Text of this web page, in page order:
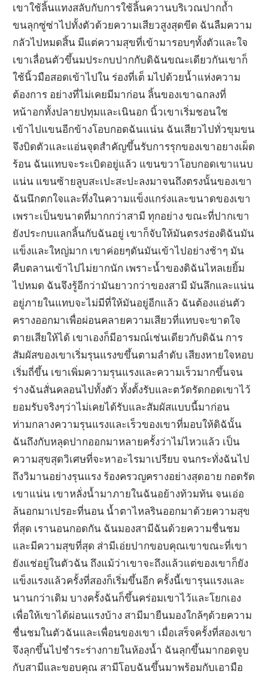
เขาใช้ลิ้นแทงสลับกับการใช้ลิ้นควานบริเวณปากถ้ำ
ขนลุกซู่ซ่าไปทั้งตัวด้วยความเสียวสูงสุดขีด ฉันลืมความ
กลัวไปหมดสิ้น มีแต่ความสุขที่เข้ามารอบๆทั้งตัวและใจ
เขาเลื่อนตัวขึ้นมประกบปากกับดิฉันขณะเดียวกันเขาก็
ใช้นิ้วมือสอดเข้าไปใน ร่องที่เต็ มไปด้วยน้ำแห่งความ
ต้องการ อย่างที่ไม่เคยมีมาก่อน ลิ้นของเขาฉกลงที่
หน้าอกทั้งปลายปทุมและเนินอก นิ้วเขาเริ่มชอนใช
เข้าไปแขนอีกข้างโอบกอดฉันแน่น ฉันเสียวไปทั่วขุมขน
จึงบิดตัวและแอ่นจุดสำคัญขึ้นรับการรุกของเขาอยางเผ็ด
ร้อน ฉันแทบจะระเบิดอยู่แล้ว แขนขวาโอบกอดเขาแนบ
แน่น แขนซ้ายลูบสะเปะสะปะลงมาจนถึงตรงนั้นของเขา
ฉันนึกตกใจและทึ่งในความแข็งแกร่งและขนาดของเขา
เพราะเป็นขนาดที่มากกว่าสามี ทุกอย่าง ขณะที่ปากเขา
ยังประกบแลกลิ้นกับฉันอยู่ เขาก็จับให้มันตรงร่องดิฉันมัน
แข็งและใหญ่มาก เขาค่อยๆดันมันเข้าไปอย่างช้าๆ มัน
คืบตลานเข้าไปไม่ยากนัก เพราะน้ำของดิฉันไหลเยยิ้ม
ไปหมด ฉันจึงรู้อีกว่ามันยาวกว่าของสามี มันลึกและแน่น
อยู่ภายในแทบจะไม่มีที่ให้มันอยู่อีกแล้ว ฉันต้องแอ่นตัว
ครางออกมาเพื่อผ่อนคลายความเสียวที่แทบจะขาดใจ
ตายเสียให้ได้ เขาเองก็มีอารมณ์เช่นเดียวกับดิฉัน การ
สัมผัสของเขาเริ่มรุนแรงขขึ้นตามลำดับ เสียงหายใจหอบ
เริ่มถี่ขึ้น เขาเพิ่มความรุนแรงและความเร็วมากขึ้นจน
ร่างฉันสั่นคลอนไปทั้งตัว ทั้งตั้งรับและตวัดรัดกอดเขาไว้
ยอมรับจริงๆว่าไม่เคยได้รับและสัมผัสแบบนี้มาก่อน
ท่ามกลางความรุนแรงและเร็วของเขาที่มอบให้ดิฉันั้น
ฉันถึงกับหลุดปากออกมาหลายครั้งว่าไม่ไหวแล้ว เป็น
ความสุขสุดวิเศษที่จะหาอะไรมาเปรียบ จนกระทั่งฉันไป
ถึงวิมานอย่างรุนแรง ร้องครวญครางอย่างสุดอาย กอดรัด
เขาแน่น เขาหลั่งน้ำมาภายในฉันอย้างท้วมท้น จนเอ่อ
ล้นอกมาเปรอะที่นอน น้ำตาไหลรินออกมาด้วยความสุข
ที่สุด เรานอนกอดกัน ฉันมองสามีฉันด้วยความชื่นชม
และมีความสุขที่สุด ส่ามีเอ่ยปากขอบคุณเขาขณะที่เขา
ยังแช่อยู่ในตัวฉัน ถึงแม้ว่าเขาจะถึงแล้วแต่ของเขาก็ยัง
แข็งแรงแล้วครั้งที่สองก็เริ่มขึ้นอีก ครั้งนี้เขารุนแรงและ
นานกว่าเดิม บางครั้งฉันก็ขึ้นคร่อมเขาไว้และโยกเอง
เพื่อให้เขาได้ผ่อนแรงบ้าง สามีมายืนมองใกล้ๆด้วยความ
ชื่นชมในตัวฉันและเพื่อนของเขา เมื่อเสร็จครั้งที่สองเขา
จึงลุกขึ้นไปชำระร่างกายในห้องน้ำ ฉันลุกขึ้นมากอดจูบ
กับสามีและขอบคุณ สามีโอบฉันขึ้นมาพร้อมกับเอามือ